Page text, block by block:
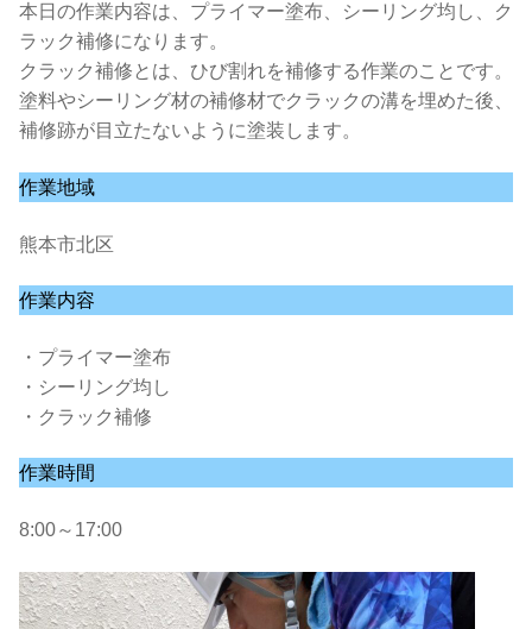
本日の作業内容は、プライマー塗布、シーリング均し、ク
ラック補修になります。
クラック補修とは、ひび割れを補修する作業のことです。
塗料やシーリング材の補修材でクラックの溝を埋めた後、
補修跡が目立たないように塗装します。
作業地域
熊本市北区
作業内容
・プライマー塗布
・シーリング均し
・クラック補修
作業時間
8:00～17:00